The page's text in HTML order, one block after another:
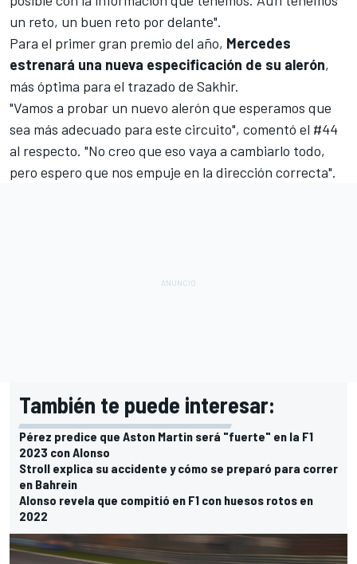
un reto, un buen reto por delante".
Para el primer gran premio del año, Mercedes
estrenará una nueva especificación de su alerón,
más óptima para el trazado de Sakhir.
"Vamos a probar un nuevo alerón que esperamos que
sea más adecuado para este circuito", comentó el #44
al respecto. "No creo que eso vaya a cambiarlo todo,
pero espero que nos empuje en la dirección correcta".
También te puede interesar:
Pérez predice que Aston Martin será "fuerte" en la F1
2023 con Alonso
Stroll explica su accidente y cómo se preparó para correr
en Bahrein
Alonso revela que compitió en F1 con huesos rotos en
2022